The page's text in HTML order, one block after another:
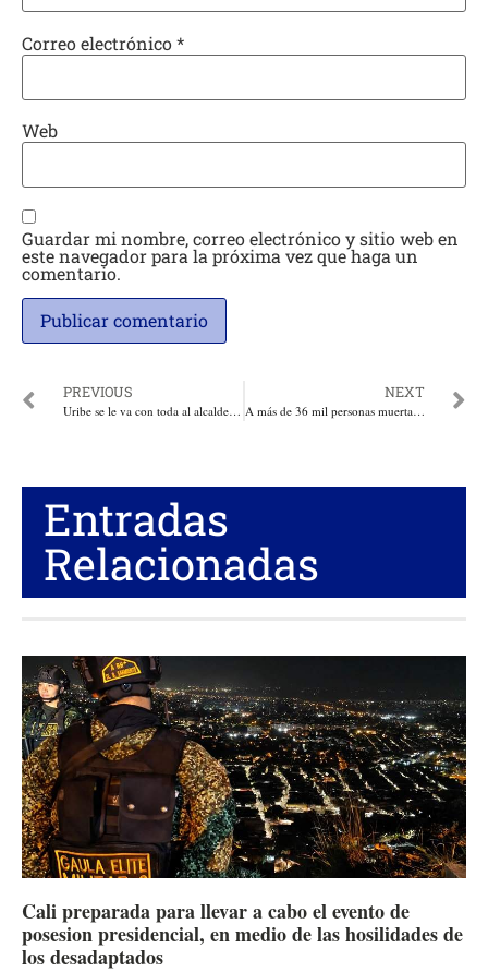
Correo electrónico*
Web
Guardar mi nombre, correo electrónico y sitio web en
este navegador para la próxima vez que haga un
comentario.
PREVIOUS
Uribe se le va con toda al alcalde de Medellín, Daniel Quintero, se le manifestó en las calles y en La Alpujarra
NEXT
A más de 36 mil personas muertas y unas 160 mil heridas sube la cifra de víctimas del terremoto en Turquía y Siria
Entradas
Relacionadas
Cali preparada para llevar a cabo el evento de
posesion presidencial, en medio de las hosilidades de
los desadaptados